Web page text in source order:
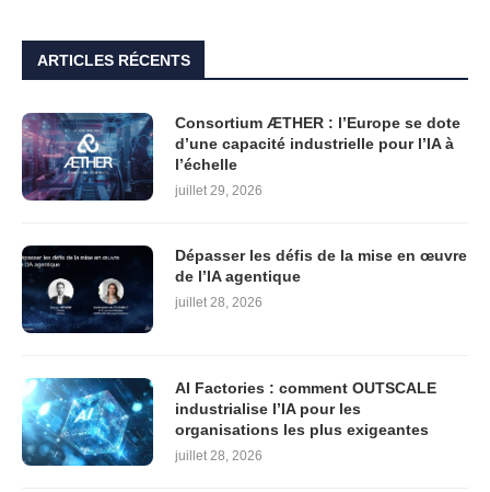
ARTICLES RÉCENTS
Consortium ÆTHER : l’Europe se dote
d’une capacité industrielle pour l’IA à
l’échelle
juillet 29, 2026
Dépasser les défis de la mise en œuvre
de l’IA agentique
juillet 28, 2026
AI Factories : comment OUTSCALE
industrialise l’IA pour les
organisations les plus exigeantes
juillet 28, 2026